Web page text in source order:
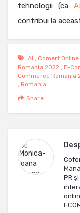
tehnologii (ca
contribui la
AI , Comert Online
Romania 2022 , E-
Commerce Romania
, Romania
Share
PR